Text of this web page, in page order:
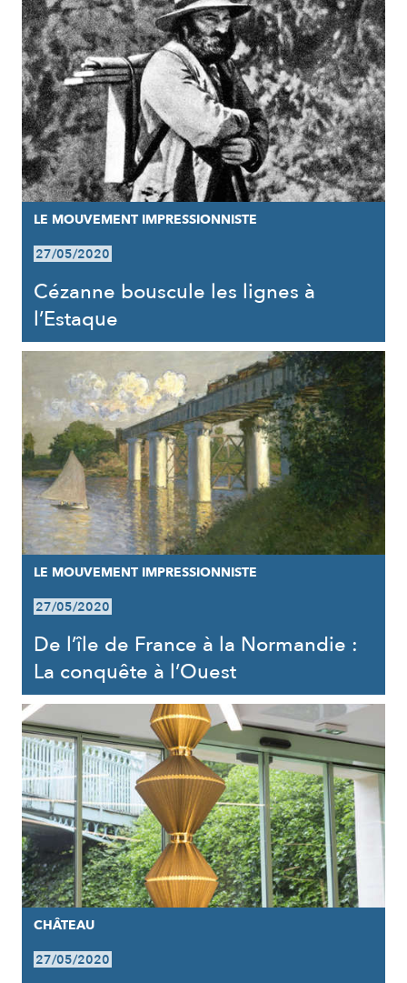
LE MOUVEMENT IMPRESSIONNISTE
27/05/2020
Cézanne bouscule les lignes à
l’Estaque
LE MOUVEMENT IMPRESSIONNISTE
27/05/2020
De l’île de France à la Normandie :
La conquête à l’Ouest
CHÂTEAU
27/05/2020